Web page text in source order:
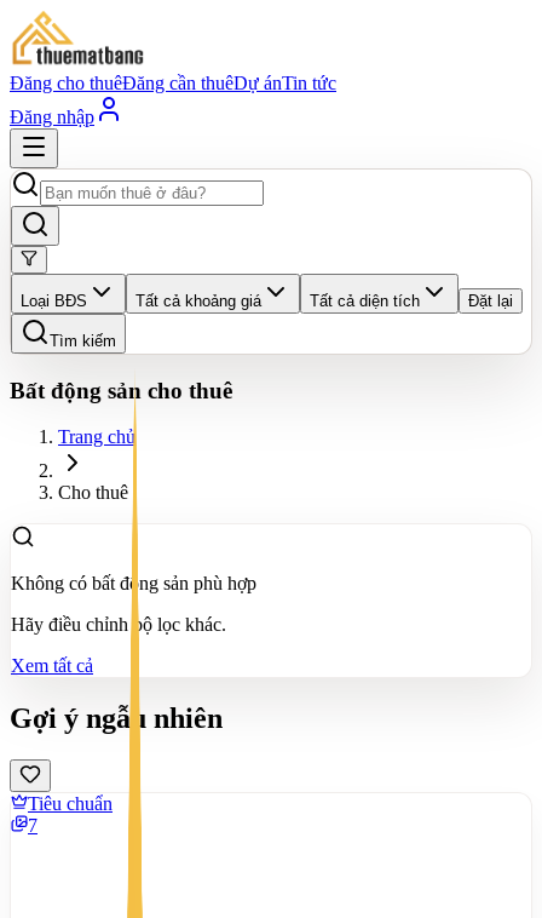
Đăng cho thuêĐăng cần thuêDự ánTin tức
Đăng nhập
Loại BĐS Tất cả khoảng giá Tất cả diện tích Đặt lại
Tìm kiếm
Bất động sản cho thuê
Trang chủ
Cho thuê
Không có bất động sản phù hợp
Hãy điều chỉnh bộ lọc khác.
Xem tất cả
Gợi ý ngẫu nhiên
Tiêu chuẩn
7